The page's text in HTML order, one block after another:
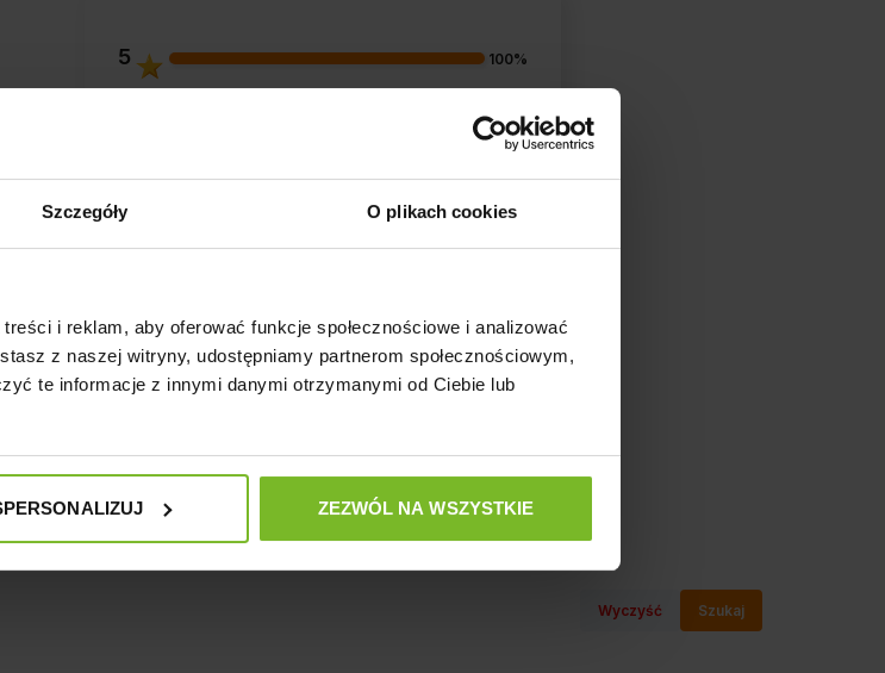
Szczegóły O plikach cookies
i reklam, aby oferować funkcje społecznościowe i analizować
z naszej witryny, udostępniamy partnerom społecznościowym,
te informacje z innymi danymi otrzymanymi od Ciebie lub
ZEZWÓL NA WSZYSTKIE
5 100%
0%
3 0%
2 0%
Pytania i odpowiedzi (0)
Wyczyść Szukaj